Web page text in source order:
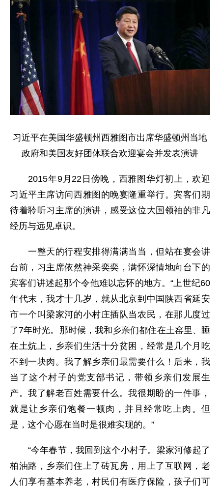
习近平在美国华盛顿州西雅图市出席华盛顿州当地
政府和美国友好团体联合欢迎宴会并发表演讲
2015年9月22日傍晚，西雅图华灯初上，欢迎
习近平主席访问西雅图的晚宴隆重举行。宾客们期
待着聆听习主席的演讲，感受这位大国领袖的非凡
经历与远见卓识。
一整天的行程安排得满满当当，但站在宴会讲
台前，习主席依然神采奕奕，满怀深情地向台下的
宾客们讲述起那个令他难以忘怀的地方。“上世纪60
年代末，我才十几岁，就从北京到中国陕西省延安
市一个叫梁家河的小村庄插队当农民，在那儿度过
了7年时光。那时候，我和乡亲们都住在土窑里、睡
在土炕上，乡亲们生活十分贫困，经常是几个月吃
不到一块肉。我了解乡亲们最需要什么！后来，我
当了这个村子的党支部书记，带领乡亲们发展生
产。我了解老百姓需要什么。我很期盼的一件事，
就是让乡亲们饱餐一顿肉，并且经常吃上肉。但
是，这个心愿在当时是很难实现的。”
“今年春节，我回到这个小村子。梁家河修起了
柏油路，乡亲们住上了砖瓦房，用上了互联网，老
人们享有基本养老，村民们有医疗保险，孩子们可